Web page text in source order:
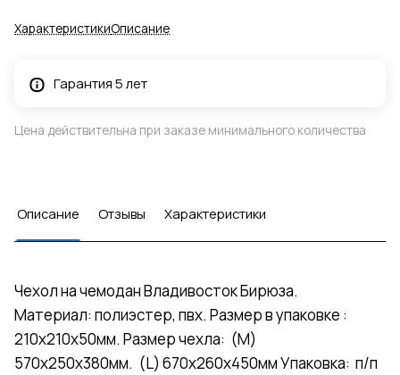
ХарактеристикиОписание
Гарантия 5 лет
Цена действительна при заказе минимального количества
Описание Отзывы Характеристики
Чехол на чемодан Владивосток Бирюза.
Материал: полиэстер, пвх. Размер в упаковке :
210х210х50мм. Размер чехла: (М)
570х250х380мм. (L) 670x260x450мм Упаковка: п/п